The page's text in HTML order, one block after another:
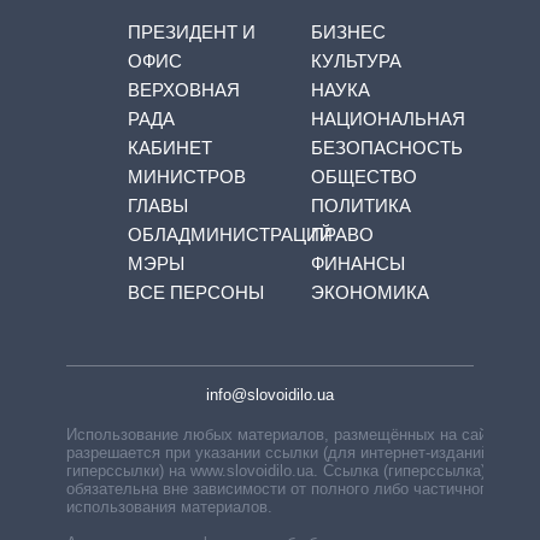
ПРЕЗИДЕНТ И
ОФИС
ВЕРХОВНАЯ
РАДА
КАБИНЕТ
МИНИСТРОВ
ГЛАВЫ
ОБЛАДМИНИСТРАЦИЙ
МЭРЫ
ВСЕ ПЕРСОНЫ
БИЗНЕС
КУЛЬТУРА
НАУКА
НАЦИОНАЛЬНАЯ
БЕЗОПАСНОСТЬ
ОБЩЕСТВО
ПОЛИТИКА
ПРАВО
ФИНАНСЫ
ЭКОНОМИКА
info@slovoidilo.ua
Использование любых материалов, размещённых на сайте,
разрешается при указании ссылки (для интернет-изданий —
гиперссылки) на www.slovoidilo.ua. Ссылка (гиперссылка)
обязательна вне зависимости от полного либо частичного
использования материалов.